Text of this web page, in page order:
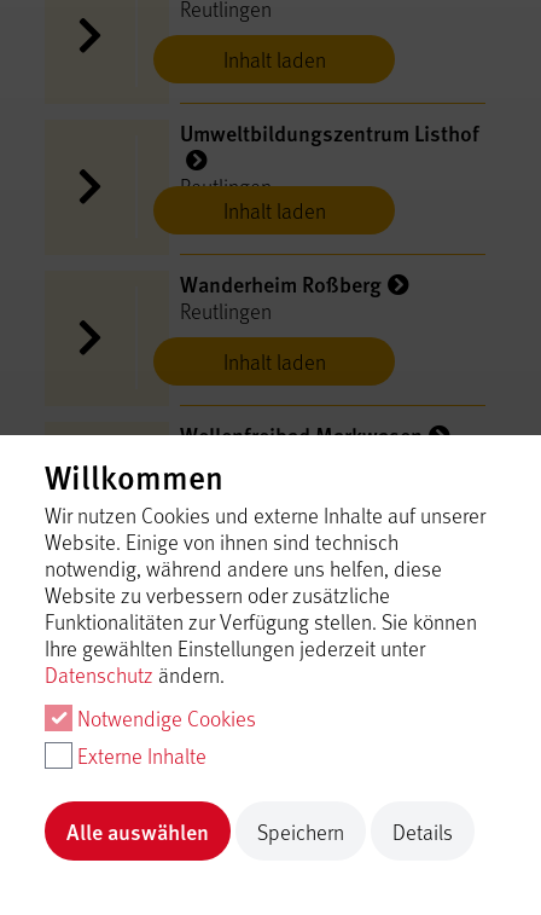
Inhalt laden
Reutlingen
Inhalt laden
Umweltbildungszentrum Listhof
Reutlingen
Inhalt laden
Wanderheim Roßberg
Reutlingen
Inhalt laden
Wellenfreibad Markwasen
Inhalt laden
Württembergische Philharmonie
Reutlingen
Reutlingen
Inhalt laden
Zunftbrunnen Reutlingen
Reutlingen
Willkommen
Wir nutzen Cookies und externe Inhalte auf unserer
Website. Einige von ihnen sind technisch
notwendig, während andere uns helfen, diese
Website zu verbessern oder zusätzliche
Funktionalitäten zur Verfügung stellen. Sie können
Ihre gewählten Einstellungen jederzeit unter
Datenschutz ändern.
Notwendige Cookies
Externe Inhalte
Alle auswählen Speichern Details